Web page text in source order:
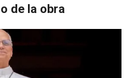
de la obra